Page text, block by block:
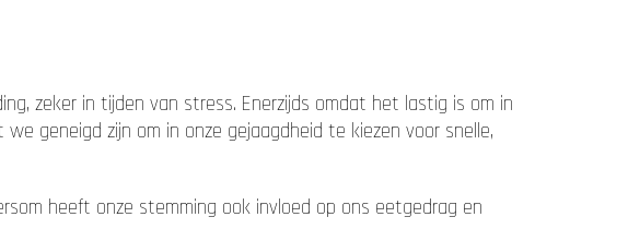
zeker in tijden van stress. Enerzijds omdat het lastig is om in
geneigd zijn om in onze gejaagdheid te kiezen voor snelle,
heeft onze stemming ook invloed op ons eetgedrag en